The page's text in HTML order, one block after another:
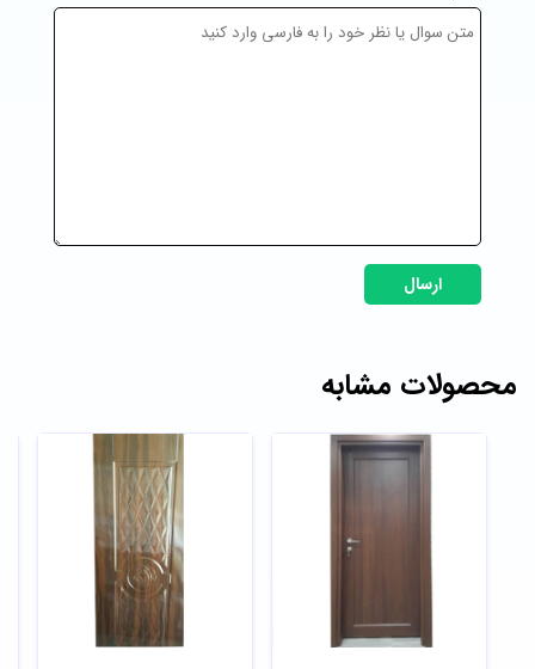
ارسال
محصولات مشابه